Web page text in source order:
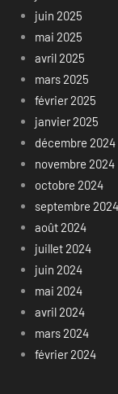
juin 2025
mai 2025
avril 2025
mars 2025
février 2025
janvier 2025
décembre 2024
novembre 2024
octobre 2024
septembre 2024
août 2024
juillet 2024
juin 2024
mai 2024
avril 2024
mars 2024
février 2024